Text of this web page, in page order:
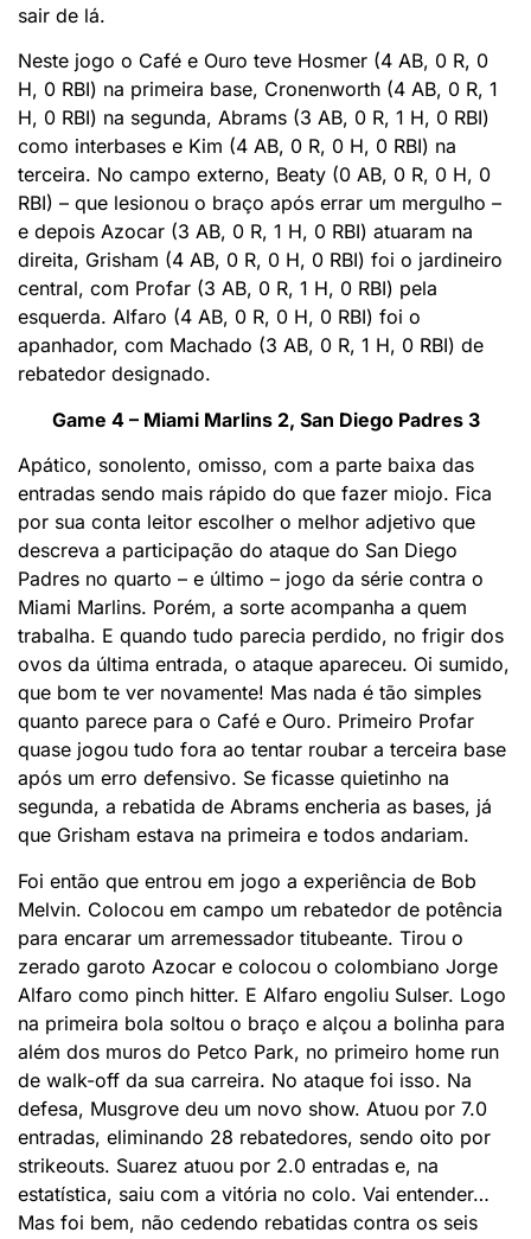
sair de lá.
Neste jogo o Café e Ouro teve Hosmer (4 AB, 0 R, 0
H, 0 RBI) na primeira base, Cronenworth (4 AB, 0 R, 1
H, 0 RBI) na segunda, Abrams (3 AB, 0 R, 1 H, 0 RBI)
como interbases e Kim (4 AB, 0 R, 0 H, 0 RBI) na
terceira. No campo externo, Beaty (0 AB, 0 R, 0 H, 0
RBI) – que lesionou o braço após errar um mergulho –
e depois Azocar (3 AB, 0 R, 1 H, 0 RBI) atuaram na
direita, Grisham (4 AB, 0 R, 0 H, 0 RBI) foi o jardineiro
central, com Profar (3 AB, 0 R, 1 H, 0 RBI) pela
esquerda. Alfaro (4 AB, 0 R, 0 H, 0 RBI) foi o
apanhador, com Machado (3 AB, 0 R, 1 H, 0 RBI) de
rebatedor designado.
Game 4 – Miami Marlins 2, San Diego Padres 3
Apático, sonolento, omisso, com a parte baixa das
entradas sendo mais rápido do que fazer miojo. Fica
por sua conta leitor escolher o melhor adjetivo que
descreva a participação do ataque do San Diego
Padres no quarto – e último – jogo da série contra o
Miami Marlins. Porém, a sorte acompanha a quem
trabalha. E quando tudo parecia perdido, no frigir dos
ovos da última entrada, o ataque apareceu. Oi sumido,
que bom te ver novamente! Mas nada é tão simples
quanto parece para o Café e Ouro. Primeiro Profar
quase jogou tudo fora ao tentar roubar a terceira base
após um erro defensivo. Se ficasse quietinho na
segunda, a rebatida de Abrams encheria as bases, já
que Grisham estava na primeira e todos andariam.
Foi então que entrou em jogo a experiência de Bob
Melvin. Colocou em campo um rebatedor de potência
para encarar um arremessador titubeante. Tirou o
zerado garoto Azocar e colocou o colombiano Jorge
Alfaro como pinch hitter. E Alfaro engoliu Sulser. Logo
na primeira bola soltou o braço e alçou a bolinha para
além dos muros do Petco Park, no primeiro home run
de walk-off da sua carreira. No ataque foi isso. Na
defesa, Musgrove deu um novo show. Atuou por 7.0
entradas, eliminando 28 rebatedores, sendo oito por
strikeouts. Suarez atuou por 2.0 entradas e, na
estatística, saiu com a vitória no colo. Vai entender…
Mas foi bem, não cedendo rebatidas contra os seis